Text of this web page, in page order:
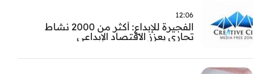
12:06
الفجيرة للإبداع: أكثر من 2000 نشاط
تجاري يعزز الاقتصاد الإبداعي